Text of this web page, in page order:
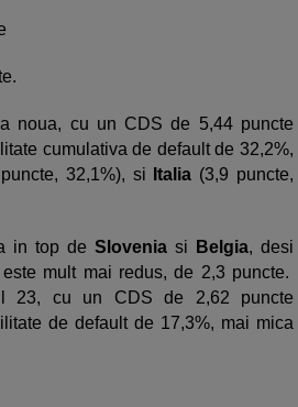
noua, cu un CDS de 5,44 puncte
cumulativa de default de 32,2%,
32,1%), si Italia (3,9 puncte,
in top de Slovenia si Belgia, desi
mult mai redus, de 2,3 puncte.
23, cu un CDS de 2,62 puncte
de default de 17,3%, mai mica